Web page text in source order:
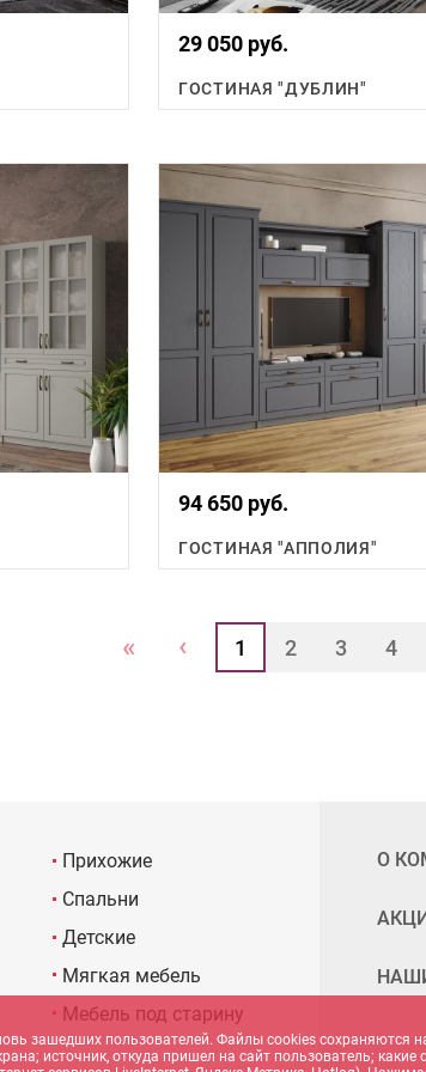
29 050 руб.
ГОСТИНАЯ "ДУБЛИН"
94 650 руб.
ГОСТИНАЯ "АППОЛИЯ"
« ‹ 1 2 3 4
Прихожие
Спальни
Детские
Мягкая мебель
Мебель под старину
О
зашедших пользователей. Файлы cookies сохраняются
источник, откуда пришел на сайт пользователь;